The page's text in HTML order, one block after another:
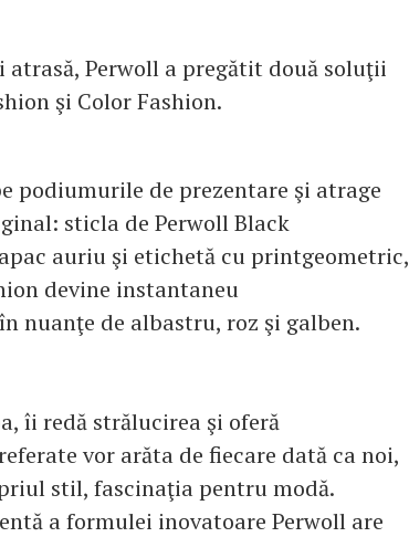
Perwoll a pregătit două soluţii
şi Color Fashion.
podiumurile de prezentare şi atrage
sticla de Perwoll Black
auriu şi etichetă cu printgeometric,
devine instantaneu
nuanţe de albastru, roz şi galben.
îi redă strălucirea şi oferă
vor arăta de fiecare dată ca noi,
stil, fascinaţia pentru modă.
a formulei inovatoare Perwoll are